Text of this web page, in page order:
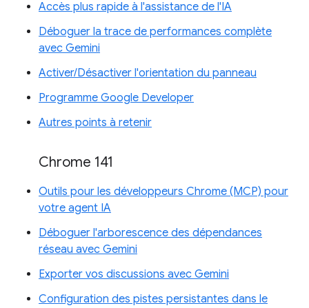
Accès plus rapide à l'assistance de l'IA
Déboguer la trace de performances complète
avec Gemini
Activer/Désactiver l'orientation du panneau
Programme Google Developer
Autres points à retenir
Chrome 141
Outils pour les développeurs Chrome (MCP) pour
votre agent IA
Déboguer l'arborescence des dépendances
réseau avec Gemini
Exporter vos discussions avec Gemini
Configuration des pistes persistantes dans le